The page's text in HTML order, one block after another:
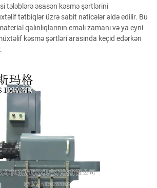
tələblərə əsasən kəsmə şərtlərini
tətbiqlər üzrə sabit nəticələr əldə edilir. Bu
qalınlıqlarının emalı zamanı və ya eyni
kəsmə şərtləri arasında keçid edərkən